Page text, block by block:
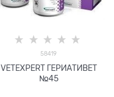
58419
VETEXPERT ГЕРИАТИВЕТ
№45